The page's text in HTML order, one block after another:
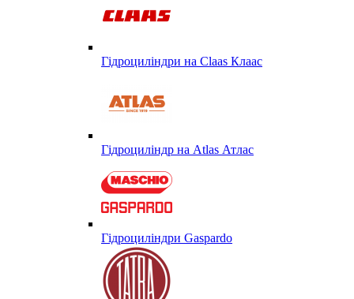
Гідроциліндри на Claas Клаас
Гідроциліндр на Atlas Атлас
Гідроциліндри Gaspardo